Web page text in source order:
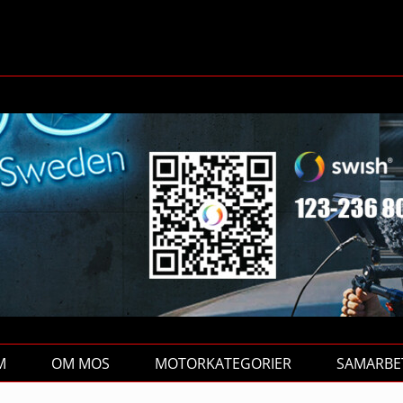
OM MOS MOTORKATEGORIER